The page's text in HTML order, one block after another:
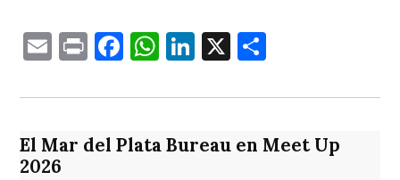
EmailPrintFacebook
WhatsApp
LinkedIn
X
El Mar del Plata Bureau en Meet Up
2026